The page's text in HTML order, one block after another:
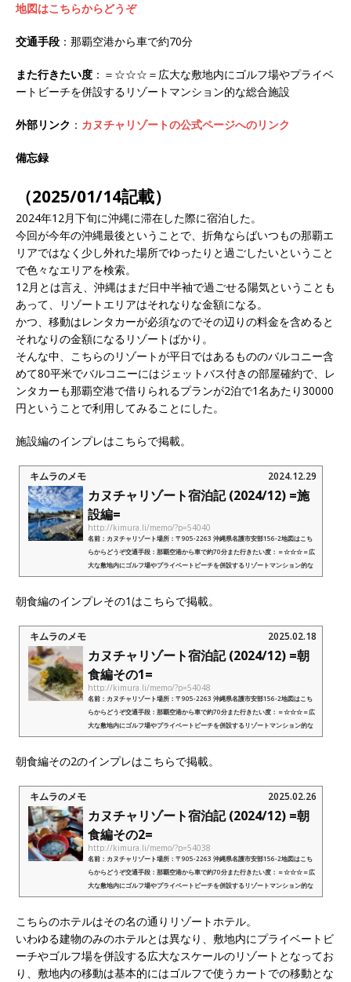
地図はこちらからどうぞ
交通手段 ：那覇空港から車で約70分
また行きたい度 ：＝☆☆☆＝広大な敷地内にゴルフ場やプライベ
ートビーチを併設するリゾートマンション的な総合施設
外部リンク ： カヌチャリゾートの公式ページへのリンク
備忘録
（2025/01/14記載）
2024年12月下旬に沖縄に滞在した際に宿泊した。
今回が今年の沖縄最後ということで、折角ならばいつもの那覇エ
リアではなく少し外れた場所でゆったりと過ごしたいということ
で色々なエリアを検索。
12月とは言え、沖縄はまだ日中半袖で過ごせる陽気ということも
あって、リゾートエリアはそれなりな金額になる。
かつ、移動はレンタカーが必須なのでその辺りの料金を含めると
それなりの金額になるリゾートばかり。
そんな中、こちらのリゾートが平日ではあるもののバルコニー含
めて80平米でバルコニーにはジェットバス付きの部屋確約で、レ
ンタカーも那覇空港で借りられるプランが2泊で1名あたり30000
円ということで利用してみることにした。
施設編のインプレはこちらで掲載。
キムラのメモ 2024.12.29
カヌチャリゾート宿泊記 (2024/12) =施
設編=
http://kimura.li/memo/?p=54040
名前：カヌチャリゾート場所：〒905-2263 沖縄県名護市安部156-2地図はこち
らからどうぞ交通手段：那覇空港から車で約70分また行きたい度：＝☆☆☆＝広
大な敷地内にゴルフ場やプライベートビーチを併設するリゾートマンション的な
総合施設外部リンク：カヌチャリゾート...
朝食編のインプレその1はこちらで掲載。
キムラのメモ 2025.02.18
カヌチャリゾート宿泊記 (2024/12) =朝
食編その1=
http://kimura.li/memo/?p=54048
名前：カヌチャリゾート場所：〒905-2263 沖縄県名護市安部156-2地図はこち
らからどうぞ交通手段：那覇空港から車で約70分また行きたい度：＝☆☆☆＝広
大な敷地内にゴルフ場やプライベートビーチを併設するリゾートマンション的な
総合施設外部リンク：カヌチャリゾート...
朝食編その2のインプレはこちらで掲載。
キムラのメモ 2025.02.26
カヌチャリゾート宿泊記 (2024/12) =朝
食編その2=
http://kimura.li/memo/?p=54038
名前：カヌチャリゾート場所：〒905-2263 沖縄県名護市安部156-2地図はこち
らからどうぞ交通手段：那覇空港から車で約70分また行きたい度：＝☆☆☆＝広
大な敷地内にゴルフ場やプライベートビーチを併設するリゾートマンション的な
総合施設外部リンク：カヌチャリゾート...
こちらのホテルはその名の通りリゾートホテル。
いわゆる建物のみのホテルとは異なり、敷地内にプライベートビ
ーチやゴルフ場を併設する広大なスケールのリゾートとなってお
り、敷地内の移動は基本的にはゴルフで使うカートでの移動とな